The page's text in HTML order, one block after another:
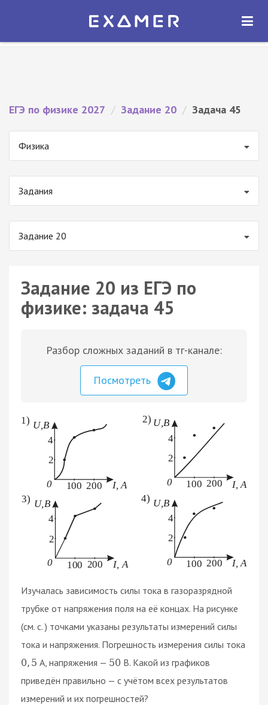
Экзамер — ЕГЭ 2027
ОТКРЫТЬ
ЕГЭ по физике 2027 / Задание 20 / Задача 45
Физика
Задания
Задание 20
Задание 20 из ЕГЭ по
физике: задача 45
Разбор сложных заданий в тг-канале:
Посмотреть
Изучалась зависимость силы тока в газоразрядной
трубке от напряжения поля на её концах. На рисунке
(см. с. ) точками указаны результаты измерений силы
тока и напряжения. Погрешность измерения силы тока
0, 5 A, напряжения — 50 В. Какой из графиков
приведён правильно — с учётом всех результатов
измерений и их погрешностей?